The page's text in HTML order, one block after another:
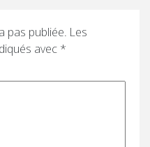
pas publiée. Les
avec *